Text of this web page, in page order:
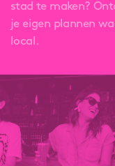
stad te maken?
je eigen plannen
local.